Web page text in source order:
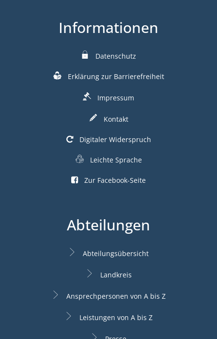
Informationen
Datenschutz
Erklärung zur Barrierefreiheit
Impressum
Kontakt
Digitaler Widerspruch
Leichte Sprache
Zur Facebook-Seite
Abteilungen
Abteilungsübersicht
Landkreis
Ansprechpersonen von A bis Z
Leistungen von A bis Z